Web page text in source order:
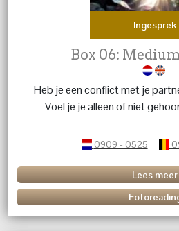
Ingesprek
Box 06:
Heb je een conflict met je
Voel je je alleen of niet
0909 - 0525
Lees meer